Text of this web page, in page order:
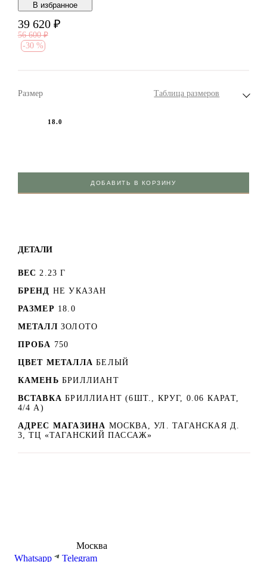
В избранноe
39 620 ₽
56 600 ₽
-30 %
Размер Таблица размеров
18.0
ДОБАВИТЬ В КОРЗИНУ
ДЕТАЛИ
ВЕС 2.23 Г
БРЕНД НЕ УКАЗАН
РАЗМЕР 18.0
МЕТАЛЛ ЗОЛОТО
ПРОБА 750
ЦВЕТ МЕТАЛЛА БЕЛЫЙ
КАМЕНЬ БРИЛЛИАНТ
ВСТАВКА БРИЛЛИАНТ (6ШТ., КРУГ, 0.06 КАРАТ,
4/4 А)
АДРЕС МАГАЗИНА МОСКВА, УЛ. ТАГАНСКАЯ Д.
3, ТЦ «ТАГАНСКИЙ ПАССАЖ»
Москва
Whatsapp
Telegram